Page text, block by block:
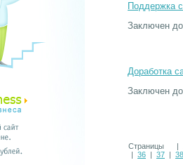
Поддержка
Заключен
Доработка
Заключен
Страницы |
| 36 | 37 | 38